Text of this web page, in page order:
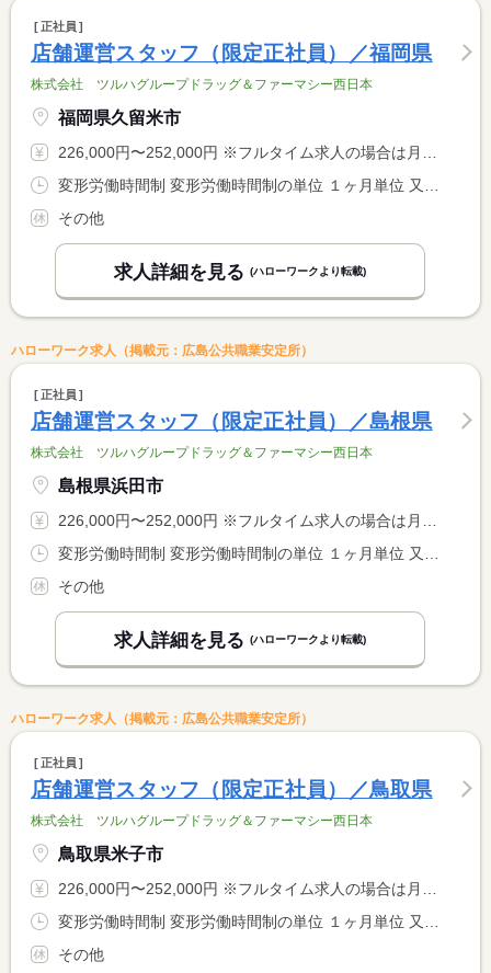
正社員
店舗運営スタッフ（限定正社員）／福岡県
株式会社 ツルハグループドラッグ＆ファーマシー西日本
福岡県久留米市
226,000円〜252,000円 ※フルタイム求人の場合は月額（換算額）、パート求人の場合は時間額を表示しています。
その他
求人詳細を見る (ハローワークより転載)
ハローワーク求人（掲載元：広島公共職業安定所）
正社員
店舗運営スタッフ（限定正社員）／島根県
株式会社 ツルハグループドラッグ＆ファーマシー西日本
島根県浜田市
226,000円〜252,000円 ※フルタイム求人の場合は月額（換算額）、パート求人の場合は時間額を表示しています。
その他
求人詳細を見る (ハローワークより転載)
ハローワーク求人（掲載元：広島公共職業安定所）
正社員
店舗運営スタッフ（限定正社員）／鳥取県
株式会社 ツルハグループドラッグ＆ファーマシー西日本
鳥取県米子市
226,000円〜252,000円 ※フルタイム求人の場合は月額（換算額）、パート求人の場合は時間額を表示しています。
その他